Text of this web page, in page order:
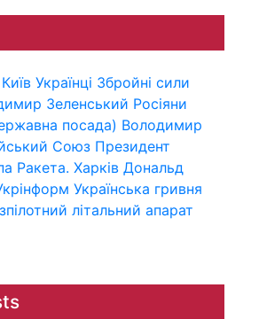
Київ Українці Збройні сили
Зеленський Росіяни
посада) Володимир
Союз Президент
Ракета. Харків Дональд
Українська гривня
літальний апарат